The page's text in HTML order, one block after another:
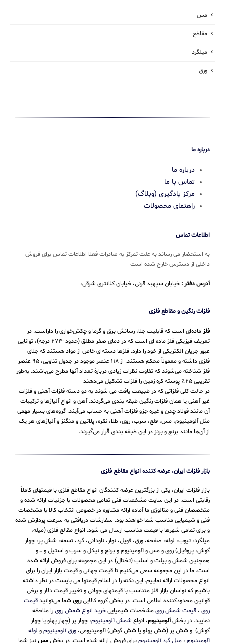
مس
مقاطع
میلگرد
ورق
درباره ما
درباره ما
تماس با ما
مرکز یادگیری (وبلاگ)
راهنمای محصولات
اطلاعات تماس
به استحضار می رساند به علت تمرکز به صادرات فعلا اطلاعات تماس برای فروش
داخلی از دسترس خارج شده است
آدرس دفتر : خیابان سپهبد قرنی، خیابان کلانتری شرقی،
فلزات رنگین و مقاطع فلزی
فلز ماده‌ای است که قابلیت جلا، رسانش برق و گرما و چکش‌خواری را داراست. در
تعریف فیزیکی فلز ماده ای است که در دمای صفر مطلق (حدود -۲۷۳ درجه)، توانایی
عبور جریان الکتریکی از خود را دارد. فلزها دسته‌ای خاص از مواد هستند که جلای
فلزی داشته و معمولاً محکم هستند. از ۱۱۸ عنصر موجود در جدول تناوبی، ۹۵ عنصر
فلز شناخته می‌شوند که تفاوت نظرات زیادی دربارهٔ تعداد آنها مطرح می‌باشند. به‌طور
تقریبی ۲۵٪ پوسته کره زمین را فلزات تشکیل می‌دهند
در حالت کلی فلزاتی که در طبیعت یافت می شوند به دو دسته فلزات آهنی و فلزات
غیر آهنی یا همان فلزات رنگین طبقه بندی می‌گردند. آهن و انواع آلیاژها و ترکیبات
آن مانند فولاد چدن و غیره جزو فلزات آهنی به حساب می‌‌آیند. گروه‌های بسیار مهمی
مثل آلومینیوم، مس، قلع، سرب، روی، طلا، نقره، پلاتین و منگنز و آلیاژهای هر یک
از آن‌ها مانند برنج و برنز در این طبقه‌ بندی قرار می‌‌گیرند.
بازار فلزات ایران، عرضه کننده انواع مقاطع فلزی
بازار فلزات ایران، یکی از بزرگترین عرضه کنندگان انواع مقاطع فلزی با قیمتهای کاملاً
رقابتی است. در این سایت مشخصات فنی تمامی محصولات با جزئیات ارائه شده و
متخصصان فنی و متالوژی ما آماده ارائه مشاوره در خصوص انتخاب کالا با مشخصات
فنی و شیمیایی مناسب شما خواهند بود. سفارشات دریافتی به سرعت پردازش شده
و برای تمامی شهرها با قیمت مناسب ارسال می شود. انواع مقالع فلزی (میله،
میلگرد، تیوب، لوله، صفحه، ورق، فویل، نوار، ناودانی، گرد، تسمه، شش پر، چهار
گوش، پروفیل) روی و مس و آلومینیوم و برنج و نیکل و سرب و استیل و …و
همچنین شمش و بیلت و اسلب (تختال) در این مجموعه برای فروش ارائه شده
است. ما در این مجموعه سعی می‌کنیم تا قیمت جهانی و قیمت بازار ایران را برای
انواع محصولات ارائه نماییم. این نکته را در اعلام قیمتها می بایست در نظر داشته
باشیم که نواسان بازار فلز متناسب با قیمتهای جهانی و تغییر قیمت دلار و برخی
قوانین محدودکننده اعلامی است. در بخش گروه کالاییروی شما می‌توانیدقیمت
روی ، قیمت شمش رویمشخصات شیمیاییخرید انواع شمش رویرا ملاحظه
نمایید. در بخشآلومینیوم، انواع شمش آلومینیوم، چهار پر (چهار پهلو یا چهار
گوش) و شش پر (شش پهلو یا شش گوش) آلومینیومی، ورق آلومینیومو لوله
آلومینیوم ، میل گرد آلومینیومیرای فروش ارائه شده است. در بخشمسنیز شما